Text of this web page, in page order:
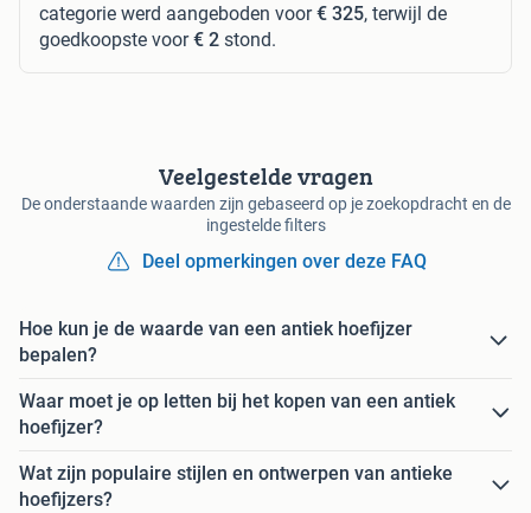
categorie werd aangeboden voor€ 325, terwijl de
goedkoopste voor€ 2 stond.
Veelgestelde vragen
De onderstaande waarden zijn gebaseerd op je zoekopdracht en de
ingestelde filters
Deel opmerkingen over deze FAQ
Hoe kun je de waarde van een antiek hoefijzer
bepalen?
Waar moet je op letten bij het kopen van een antiek
hoefijzer?
Wat zijn populaire stijlen en ontwerpen van antieke
hoefijzers?